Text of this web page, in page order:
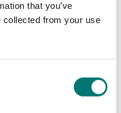
that you’ve
collected from your use